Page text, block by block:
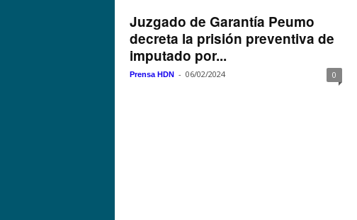
Juzgado de Garantía Peumo
decreta la prisión preventiva de
imputado por...
Prensa HDN - 06/02/2024 0